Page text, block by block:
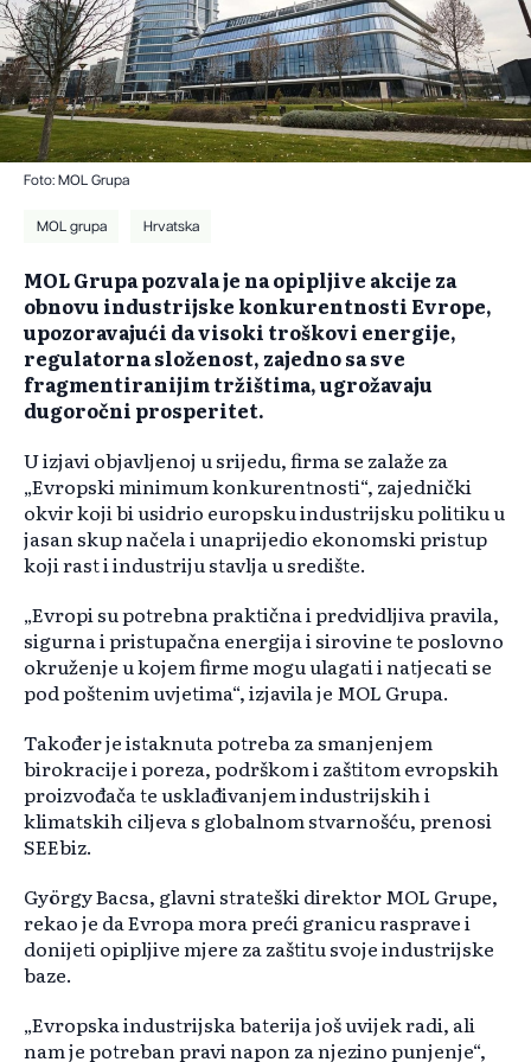
Foto: MOL Grupa
MOL grupa Hrvatska
MOL Grupa pozvala je na opipljive akcije za
obnovu industrijske konkurentnosti Evrope,
upozoravajući da visoki troškovi energije,
regulatorna složenost, zajedno sa sve
fragmentiranijim tržištima, ugrožavaju
dugoročni prosperitet.
U izjavi objavljenoj u srijedu, firma se zalaže za
„Evropski minimum konkurentnosti“, zajednički
okvir koji bi usidrio europsku industrijsku politiku u
jasan skup načela i unaprijedio ekonomski pristup
koji rast i industriju stavlja u središte.
„Evropi su potrebna praktična i predvidljiva pravila,
sigurna i pristupačna energija i sirovine te poslovno
okruženje u kojem firme mogu ulagati i natjecati se
pod poštenim uvjetima“, izjavila je MOL Grupa.
Također je istaknuta potreba za smanjenjem
birokracije i poreza, podrškom i zaštitom evropskih
proizvođača te usklađivanjem industrijskih i
klimatskih ciljeva s globalnom stvarnošću, prenosi
SEEbiz.
György Bacsa, glavni strateški direktor MOL Grupe,
rekao je da Evropa mora preći granicu rasprave i
donijeti opipljive mjere za zaštitu svoje industrijske
baze.
„Evropska industrijska baterija još uvijek radi, ali
nam je potreban pravi napon za njezino punjenje“,